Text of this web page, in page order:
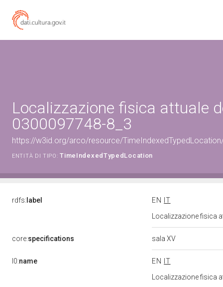
Localizzazione fisica attuale
0300097748-8_3
https://w3id.org/arco/resource/
ENTITÀ DI TIPO: TimeIndexedTypedLocation
rdfs: label EN
IT
Localizzazione fisica
core:specifications sala XV
l0:name EN
IT
Localizzazione fisica